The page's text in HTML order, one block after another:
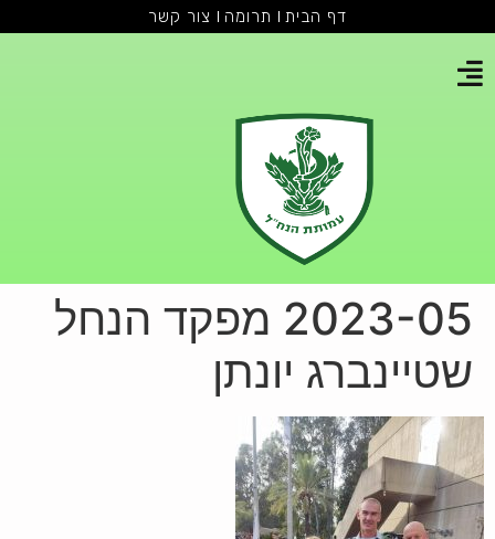
דף הבית תרומה צור קשר
2023-05 מפקד הנחל
שטיינברג יונתן